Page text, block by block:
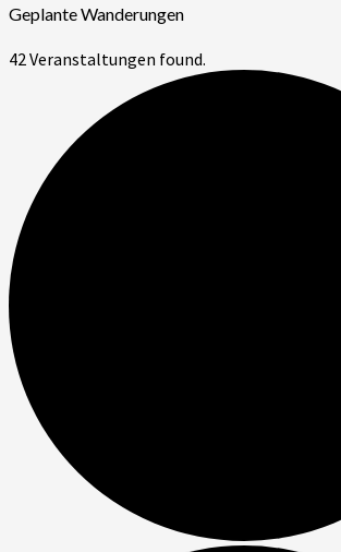
Geplante Wanderungen
42 Veranstaltungen found.